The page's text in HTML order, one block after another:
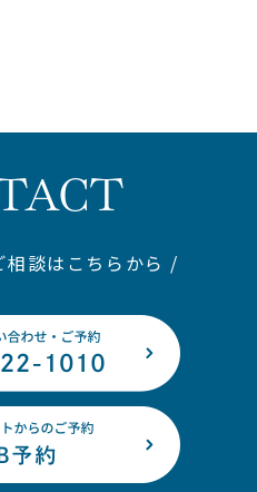
談はこちらから /